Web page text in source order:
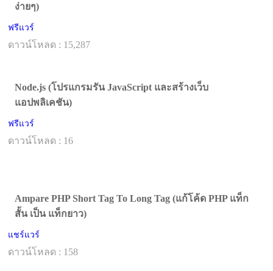
ง่ายๆ)
ฟรีแวร์
ดาวน์โหลด : 15,287
Node.js (โปรแกรมรัน JavaScript และสร้างเว็บ
แอปพลิเคชัน)
ฟรีแวร์
ดาวน์โหลด : 16
Ampare PHP Short Tag To Long Tag (แก้โค้ด PHP แท็ก
สั้น เป็น แท็กยาว)
แชร์แวร์
ดาวน์โหลด : 158